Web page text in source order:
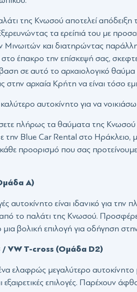
της Κνωσού αποτελεί
τα ερείπιά του με
Μινωιτών και διατηρώντας
στο έπακρο την επίσκεψή σας,
σε αυτό το αρχαιολογικό θαύμα
στην αρχαία Κρήτη να είναι τόσο
καλύτερο αυτοκίνητο για να
πλήρως τα θαύματα της Κνωσού
την Blue Car Rental στο Ηράκλειο,
προορισμό που σας προτείνουμε.
Α)
αυτοκίνητο είναι ιδανικό για
το παλάτι της Κνωσού.
βολική επιλογή για οδήγηση
VW T-cross (Ομάδα D2)
ελαφρώς μεγαλύτερο
εξαιρετικές επιλογές. Παρέχουν